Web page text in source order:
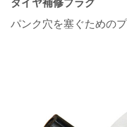
タイヤ補修プラグ
パンク穴を塞ぐための